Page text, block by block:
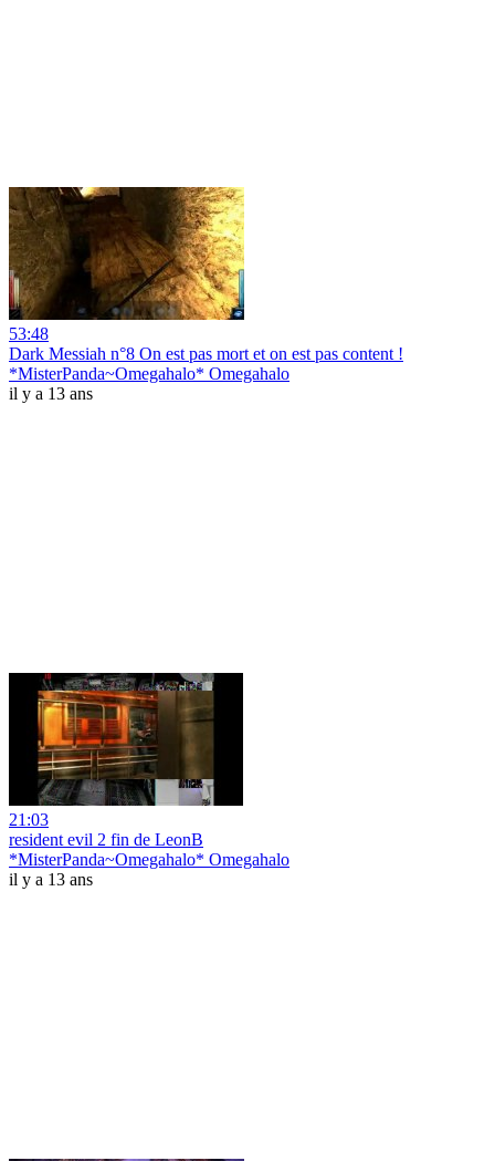
53:48
Dark Messiah n°8 On est pas mort et on est pas content !
*MisterPanda~Omegahalo* Omegahalo
il y a 13 ans
21:03
resident evil 2 fin de LeonB
*MisterPanda~Omegahalo* Omegahalo
il y a 13 ans